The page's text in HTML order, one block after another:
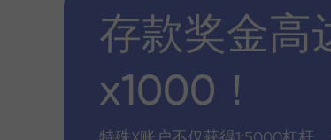
存款奖金高
x1000！